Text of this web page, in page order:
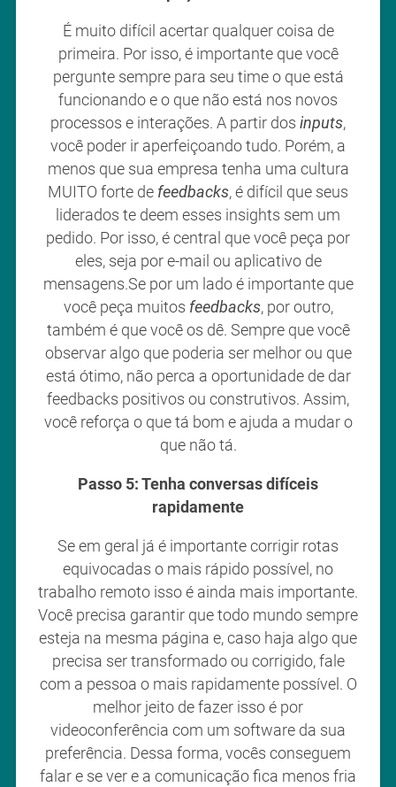
É muito difícil acertar qualquer coisa de
primeira. Por isso, é importante que você
pergunte sempre para seu time o que está
funcionando e o que não está nos novos
processos e interações. A partir dos inputs,
você poder ir aperfeiçoando tudo. Porém, a
menos que sua empresa tenha uma cultura
MUITO forte de feedbacks, é difícil que seus
liderados te deem esses insights sem um
pedido. Por isso, é central que você peça por
eles, seja por e-mail ou aplicativo de
mensagens.Se por um lado é importante que
você peça muitos feedbacks, por outro,
também é que você os dê. Sempre que você
observar algo que poderia ser melhor ou que
está ótimo, não perca a oportunidade de dar
feedbacks positivos ou construtivos. Assim,
você reforça o que tá bom e ajuda a mudar o
que não tá.
Passo 5: Tenha conversas difíceis
rapidamente
Se em geral já é importante corrigir rotas
equivocadas o mais rápido possível, no
trabalho remoto isso é ainda mais importante.
Você precisa garantir que todo mundo sempre
esteja na mesma página e, caso haja algo que
precisa ser transformado ou corrigido, fale
com a pessoa o mais rapidamente possível. O
melhor jeito de fazer isso é por
videoconferência com um software da sua
preferência. Dessa forma, vocês conseguem
falar e se ver e a comunicação fica menos fria